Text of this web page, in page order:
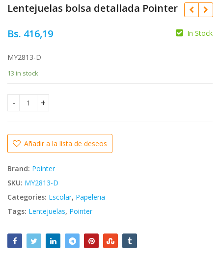
Lentejuelas bolsa detallada Pointer
Bs. 416,19 In Stock
MY2813-D
13 in stock
Lentejuelas bolsa detallada Pointer quantity
Añadir a la lista de deseos
Brand: Pointer
SKU: MY2813-D
Categories: Escolar, Papeleria
Tags: Lentejuelas, Pointer